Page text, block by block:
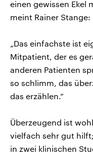
einen gewissen Ekel
meint Rainer Stange:
„Das einfachste ist
Mitpatient, der es
anderen Patienten
so schlimm, das
das erzählen.“
Überzeugend ist
vielfach sehr gut
in zwei klinischen